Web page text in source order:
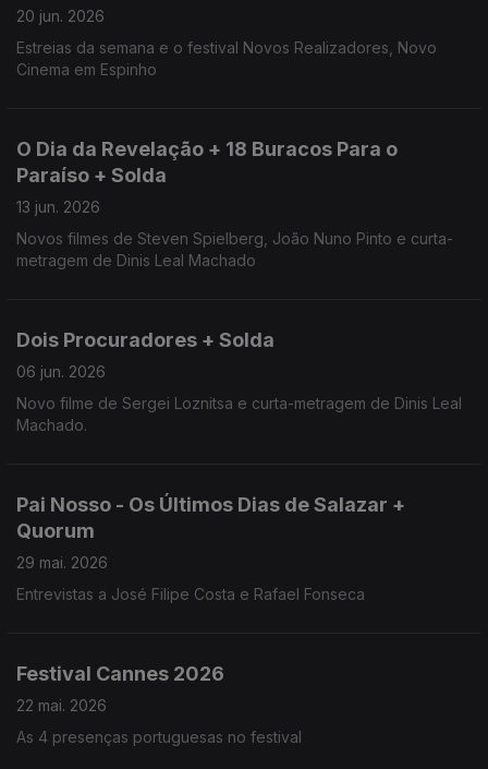
20 jun. 2026
Estreias da semana e o festival Novos Realizadores, Novo
Cinema em Espinho
O Dia da Revelação + 18 Buracos Para o
Paraíso + Solda
13 jun. 2026
Novos filmes de Steven Spielberg, João Nuno Pinto e curta-
metragem de Dinis Leal Machado
Dois Procuradores + Solda
06 jun. 2026
Novo filme de Sergei Loznitsa e curta-metragem de Dinis Leal
Machado.
Pai Nosso - Os Últimos Dias de Salazar +
Quorum
29 mai. 2026
Entrevistas a José Filipe Costa e Rafael Fonseca
Festival Cannes 2026
22 mai. 2026
As 4 presenças portuguesas no festival